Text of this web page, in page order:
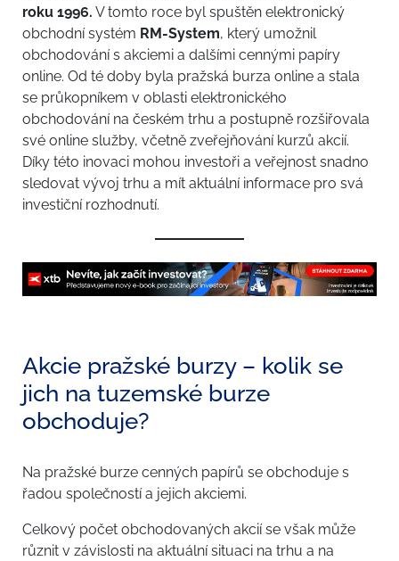
roku 1996. V tomto roce byl spuštěn elektronický
obchodní systém RM-System, který umožnil
obchodování s akciemi a dalšími cennými papíry
online. Od té doby byla pražská burza online a stala
se průkopníkem v oblasti elektronického
obchodování na českém trhu a postupně rozšiřovala
své online služby, včetně zveřejňování kurzů akcií.
Díky této inovaci mohou investoři a veřejnost snadno
sledovat vývoj trhu a mít aktuální informace pro svá
investiční rozhodnutí.
Akcie pražské burzy – kolik se
jich na tuzemské burze
obchoduje?
​​Na pražské burze cenných papírů se obchoduje s
řadou společností a jejich akciemi.
Celkový počet obchodovaných akcií se však může
různit v závislosti na aktuální situaci na trhu a na